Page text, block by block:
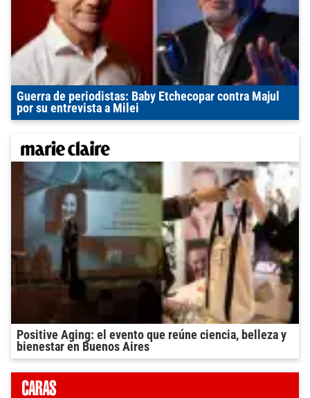
Guerra de periodistas: Baby Etchecopar contra Majul
por su entrevista a Milei
Positive Aging: el evento que reúne ciencia, belleza y
bienestar en Buenos Aires